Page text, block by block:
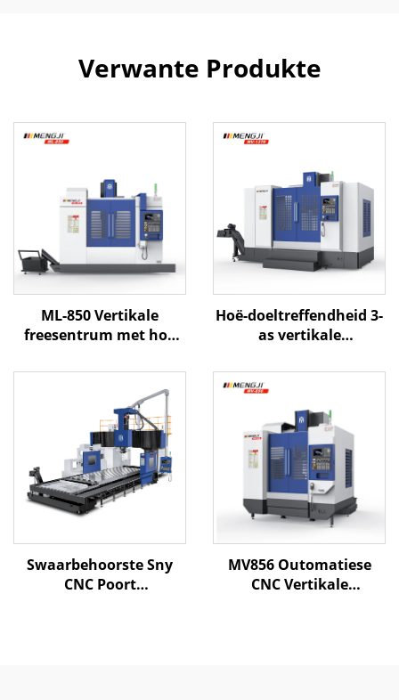
Verwante Produkte
ML-850 Vertikale
freesentrum met hoë
3-as CNC-beheer vir
doeltreffende vorm- en
metaalbewerking
Hoë-doeltreffendheid 3-
as vertikale
tehuismodel MV-1370
X1300 Y700 Z700 BT-40
Vertikale
freessnywerkingstehuis
Swaarbehoorste Sny
CNC Poort
MV856 Outomatiese
CNC Vertikale